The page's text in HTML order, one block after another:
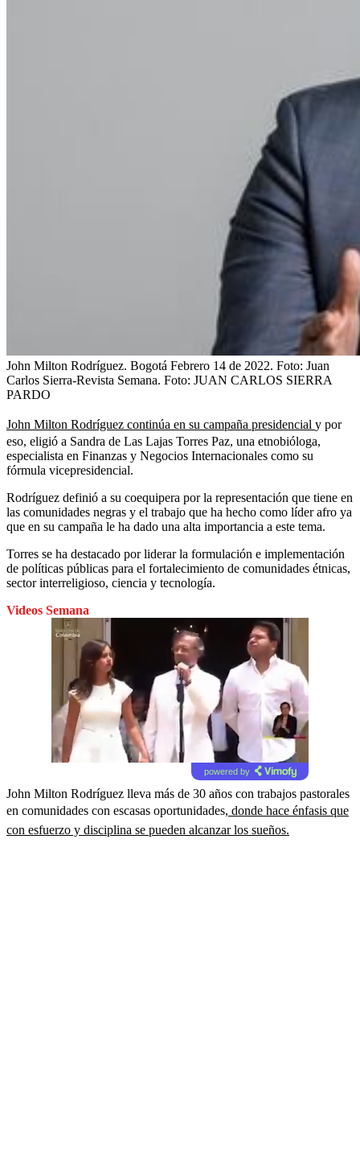
John Milton Rodríguez. Bogotá Febrero 14 de 2022. Foto: Juan
Carlos Sierra-Revista Semana. Foto: JUAN CARLOS SIERRA
PARDO
John Milton Rodríguez continúa en su campaña presidencial y por
eso, eligió a Sandra de Las Lajas Torres Paz, una etnobióloga,
especialista en Finanzas y Negocios Internacionales como su
fórmula vicepresidencial.
Rodríguez definió a su coequipera por la representación que tiene en
las comunidades negras y el trabajo que ha hecho como líder afro ya
que en su campaña le ha dado una alta importancia a este tema.
Torres se ha destacado por liderar la formulación e implementación
de políticas públicas para el fortalecimiento de comunidades étnicas,
sector interreligioso, ciencia y tecnología.
Videos Semana
powered by
John Milton Rodríguez lleva más de 30 años con trabajos pastorales
en comunidades con escasas oportunidades, donde hace énfasis que
con esfuerzo y disciplina se pueden alcanzar los sueños.